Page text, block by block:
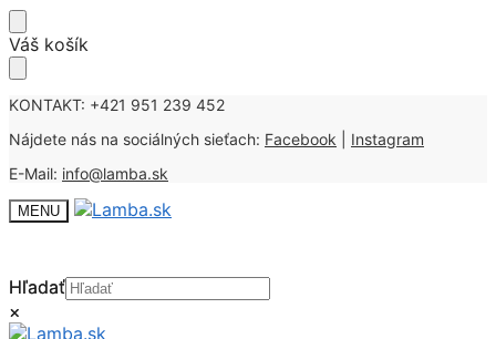
Skip
to
Skip
to
Váš košík
KONTAKT: +421 951 239 452
Nájdete nás na sociálných sieťach: Facebook
Instagram
E-Mail: info@lamba.sk
MENU
Hľadať
×
Hľadať
×